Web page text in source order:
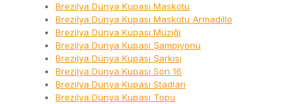
Brezilya Dünya Kupası Maskotu
Brezilya Dünya Kupası Maskotu Armadillo
Brezilya Dünya Kupası Müziği
Brezilya Dünya Kupası Şampiyonu
Brezilya Dünya Kupası Şarkısı
Brezilya Dünya Kupası Son 16
Brezilya Dünya Kupası Stadları
Brezilya Dünya Kupası Topu